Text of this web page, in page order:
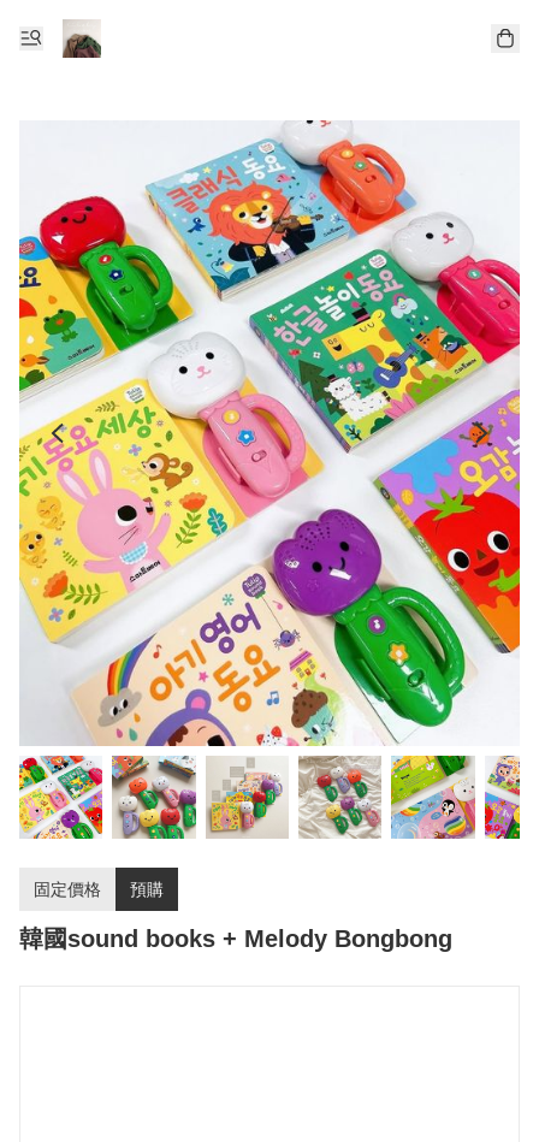
固定價格 預購
韓國sound books + Melody Bongbong